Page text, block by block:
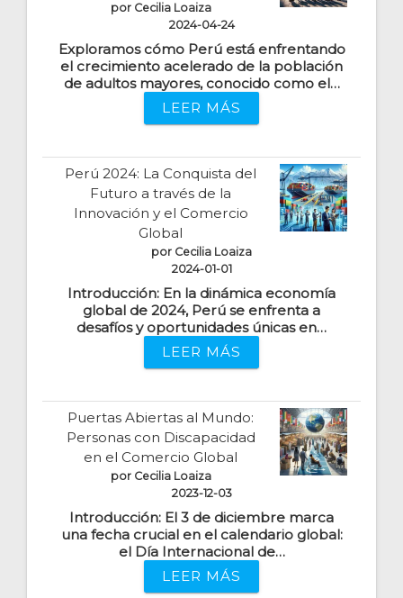
por Cecilia Loaiza
2024-04-24
Exploramos cómo Perú está enfrentando
el crecimiento acelerado de la población
de adultos mayores, conocido como el…
LEER MÁS
Perú 2024: La Conquista del
Futuro a través de la
Innovación y el Comercio
Global
por Cecilia Loaiza
2024-01-01
Introducción: En la dinámica economía
global de 2024, Perú se enfrenta a
desafíos y oportunidades únicas en…
LEER MÁS
Puertas Abiertas al Mundo:
Personas con Discapacidad
en el Comercio Global
por Cecilia Loaiza
2023-12-03
Introducción: El 3 de diciembre marca
una fecha crucial en el calendario global:
el Día Internacional de…
LEER MÁS